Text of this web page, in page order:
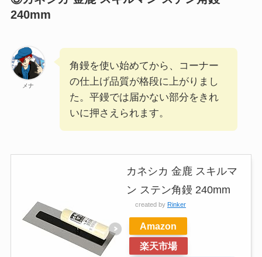
240mm
メナ
角鏝を使い始めてから、コーナー
の仕上げ品質が格段に上がりまし
た。平鏝では届かない部分をきれ
いに押さえられます。
カネシカ 金鹿 スキルマ
ン ステン角鏝 240mm
created by Rinker
Amazon
楽天市場